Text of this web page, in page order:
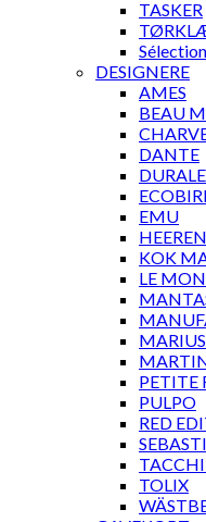
TASKER
DESIGNERE
AMES
BEAU
DANTE
EMU
KOK
LE
PETITE
PULPO
RED
TOLIX